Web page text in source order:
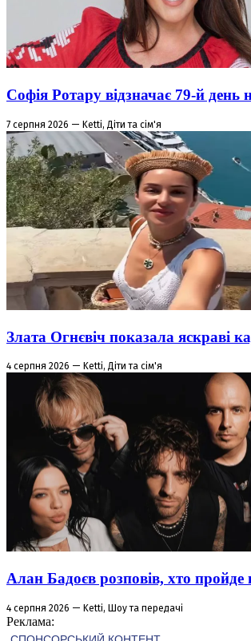
Софія Ротару відзначає 79-й день
7 серпня 2026 — Ketti, Діти та сім'я
Злата Огнєвіч показала яскраві
4 серпня 2026 — Ketti, Діти та сім'я
Алан Бадоєв розповів, хто
4 серпня 2026 — Ketti, Шоу та передачі
Реклама: